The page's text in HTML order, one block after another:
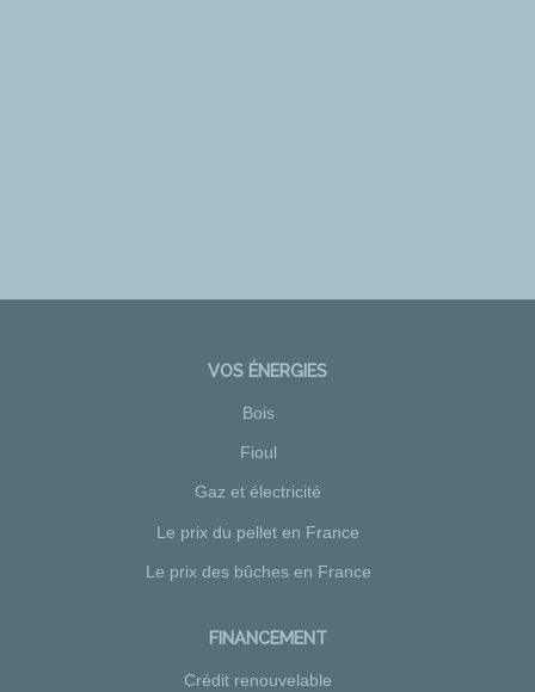
VOS ÉNERGIES
Bois
Fioul
Gaz et électricité
Le prix du pellet en France
Le prix des bûches en France
FINANCEMENT
Crédit renouvelable